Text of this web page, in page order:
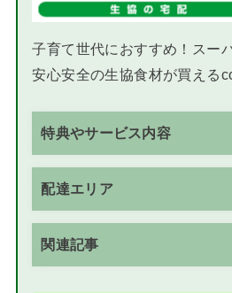
子育て世代におすすめ！スー
安心安全の生協食材が買える
特典やサービス内容
配達エリア
関連記事